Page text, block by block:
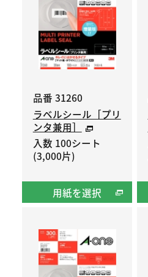
品番 31260
ラベルシール［プリ
ンタ兼用］
入数 100シート
(3,000片)
用紙を選択